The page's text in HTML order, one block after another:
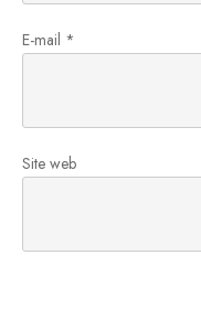
E-mail *
Site web